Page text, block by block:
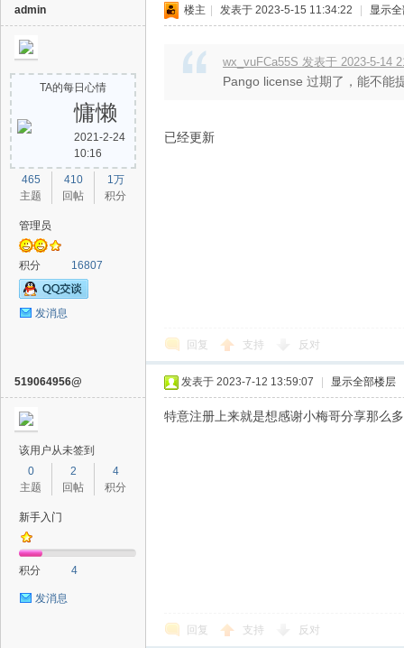
admin
TA的每日心情
慵懒
2021-2-24
10:16
465
主题
410
回帖
1万
积分
管理员
积分 16807
发消息
楼主 发表于 2023-5-15 11:34:22 显示
wx_vuFCa55S 发表于 2023-5-14
Pango license 过期了，能不能
已经更新
回复 支持 反对
519064956@
该用户从未签到
0
主题
2
回帖
4
积分
新手入门
积分 4
发消息
发表于 2023-7-12 13:59:07 显示全部楼层
特意注册上来就是想感谢小梅哥分享那么
回复 支持 反对